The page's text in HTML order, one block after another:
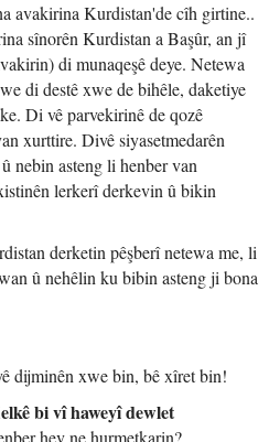
avakirina Kurdistan'de cîh girtine..
sînorên Kurdistan a Başûr, an jî
di munaqeşê deye. Netewa
di destê xwe de bihêle, daketiye
Di vê parvekirinê de qozê
xurttire. Divê siyasetmedarên
nebin asteng li henber van
lerkerî derkevin û bikin
derketin pêşberî netewa me, li
û nehêlin ku bibin asteng ji bona
dijminên xwe bin, bê xîret bin!
bi vî haweyî dewlet
hev ne hurmetkarin?